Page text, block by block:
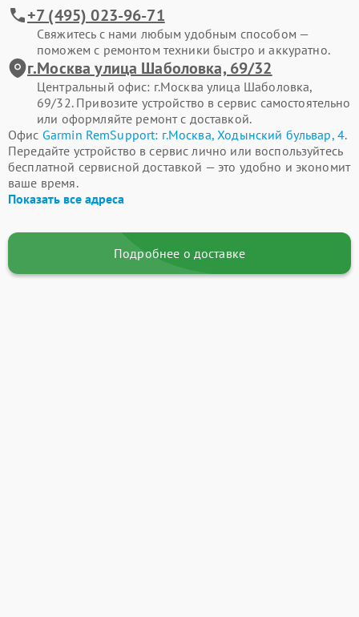
+7 (495) 023-96-71
Свяжитесь с нами любым удобным способом —
поможем с ремонтом техники быстро и аккуратно.
г.Москва улица Шаболовка, 69/32
Центральный офис: г.Москва улица Шаболовка,
69/32. Привозите устройство в сервис самостоятельно
или оформляйте ремонт с доставкой.
Офис Garmin RemSupport: г.Москва, Ходынский бульвар, 4.
Передайте устройство в сервис лично или воспользуйтесь
бесплатной сервисной доставкой — это удобно и экономит
ваше время.
Показать все адреса
Подробнее о доставке